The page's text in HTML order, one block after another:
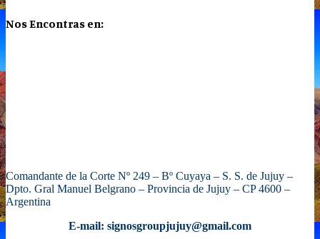
Nos Encontras en:
Comandante de la Corte Nº 249 – Bº Cuyaya – S. S. de Jujuy –
Dpto. Gral Manuel Belgrano – Provincia de Jujuy – CP 4600 –
Argentina
E-mail: signosgroupjujuy@gmail.com